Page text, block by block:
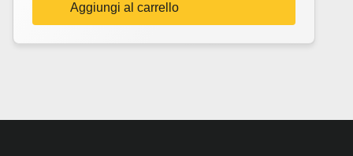
Aggiungi al carrello